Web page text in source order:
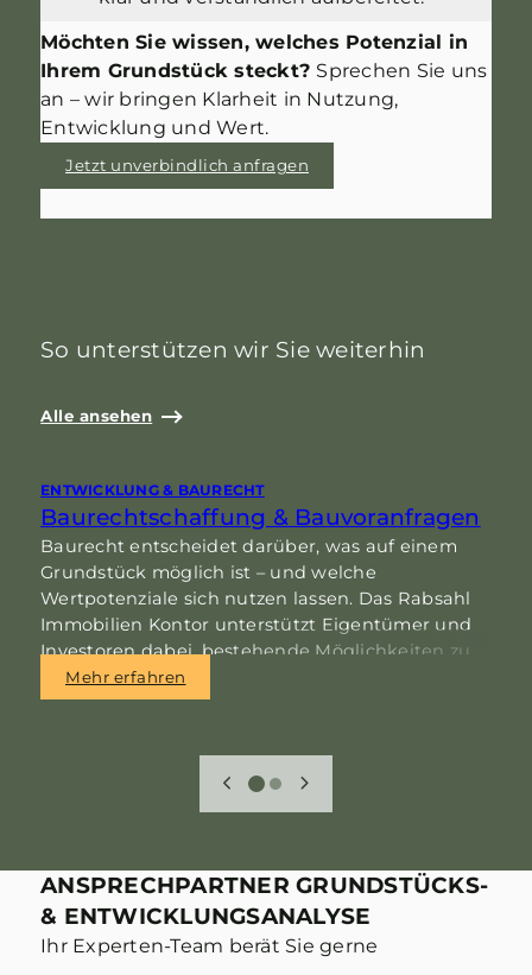
Möchten Sie wissen, welches Potenzial in
Ihrem Grundstück steckt? Sprechen Sie uns
an – wir bringen Klarheit in Nutzung,
Entwicklung und Wert.
Jetzt unverbindlich anfragen
So unterstützen wir Sie weiterhin
Alle ansehen
ENTWICKLUNG & BAURECHT
Baurechtschaffung & Bauvoranfragen
Baurecht entscheidet darüber, was auf einem
Grundstück möglich ist – und welche
Wertpotenziale sich nutzen lassen. Das Rabsahl
Immobilien Kontor unterstützt Eigentümer und
Investoren dabei, bestehende Möglichkeiten zu
erkennen, planungsrechtliche Fragen zu klären
und belastbare Baurechtsentscheidungen zu
Mehr erfahren
ANSPRECHPARTNER GRUNDSTÜCKS-
& ENTWICKLUNGSANALYSE
Ihr Experten-Team berät Sie gerne